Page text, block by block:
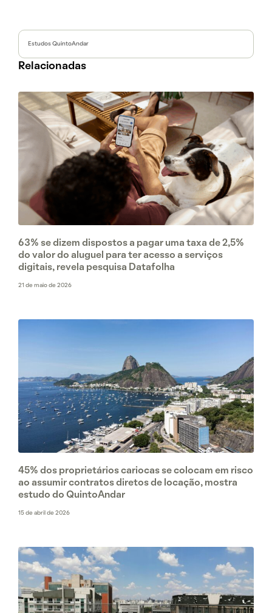
Estudos QuintoAndar
Relacionadas
63% se dizem dispostos a pagar uma taxa de 2,5%
do valor do aluguel para ter acesso a serviços
digitais, revela pesquisa Datafolha
21 de maio de 2026
45% dos proprietários cariocas se colocam em risco
ao assumir contratos diretos de locação, mostra
estudo do QuintoAndar
15 de abril de 2026